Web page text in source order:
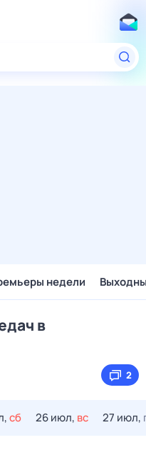
недели
в
2
сб 26 июл, вс 27 июл,